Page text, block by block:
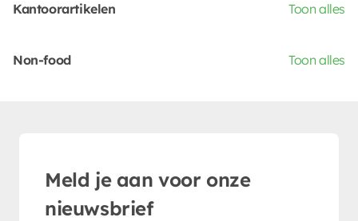
Kantoorartikelen Toon alles
Non-food Toon alles
Meld je aan voor onze
nieuwsbrief